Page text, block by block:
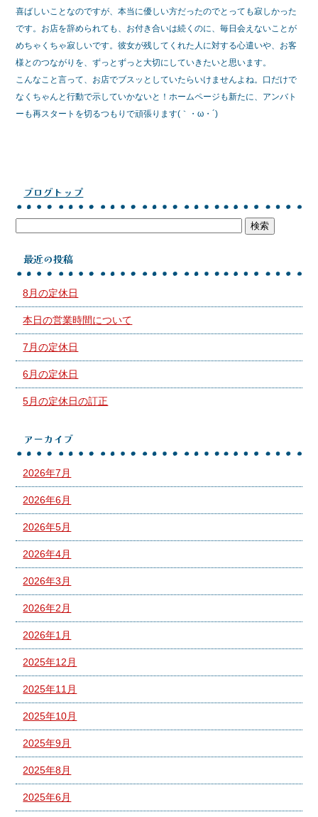
喜ばしいことなのですが、本当に優しい方だったのでとっても寂しかった
です。お店を辞められても、お付き合いは続くのに、毎日会えないことが
めちゃくちゃ寂しいです。彼女が残してくれた人に対する心遣いや、お客
様とのつながりを、ずっとずっと大切にしていきたいと思います。
こんなこと言って、お店でブスッとしていたらいけませんよね。口だけで
なくちゃんと行動で示していかないと！ホームページも新たに、アンバト
ーも再スタートを切るつもりで頑張ります(｀・ω・´)
ブログトップ
最近の投稿
8月の定休日
本日の営業時間について
7月の定休日
6月の定休日
5月の定休日の訂正
アーカイブ
2026年7月
2026年6月
2026年5月
2026年4月
2026年3月
2026年2月
2026年1月
2025年12月
2025年11月
2025年10月
2025年9月
2025年8月
2025年6月